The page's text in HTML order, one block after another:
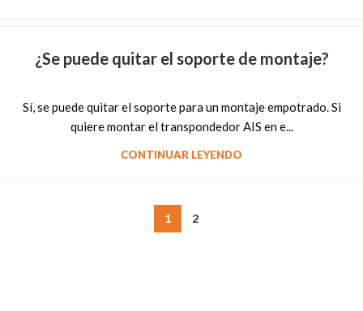
¿Se puede quitar el soporte de montaje?
Sí, se puede quitar el soporte para un montaje empotrado. Si
quiere montar el transpondedor AIS en e...
CONTINUAR LEYENDO
1 2